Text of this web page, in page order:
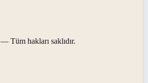
— Tüm hakları saklıdır.